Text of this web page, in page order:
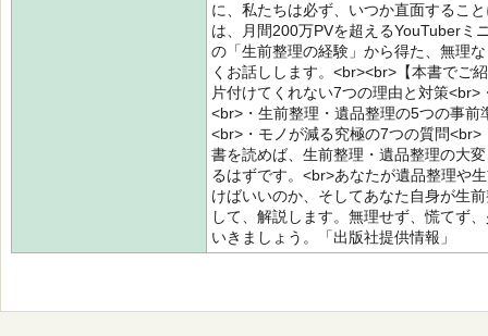
に、私たちは必ず、いつか直面するこ
は、月間200万PVを超えるYouTuberミ
の「生前整理の経験」から得た、無理
くお話しします。<br><br>【本書でご
片付けてくれない7つの理由と対策
<br>・生前整理・遺品整理の5つの事
<br>・モノが減る究極の7つの質問
書を読めば、生前整理・遺品整理の大
るはずです。<br>あなたが遺品整理や
けばいいのか、そしてあなた自身が生
して、解説します。無理せず、慌てず
いきましょう。「出版社提供情報」